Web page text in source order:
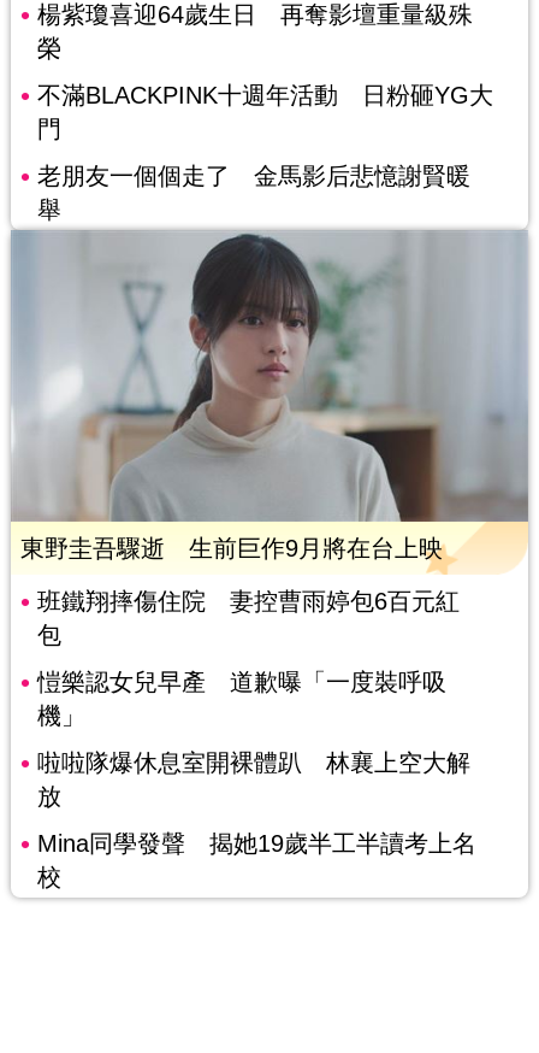
楊紫瓊喜迎64歲生日 再奪影壇重量級殊
榮
不滿BLACKPINK十週年活動 日粉砸YG大
門
老朋友一個個走了 金馬影后悲憶謝賢暖
舉
東野圭吾驟逝 生前巨作9月將在台上映
班鐵翔摔傷住院 妻控曹雨婷包6百元紅
包
愷樂認女兒早產 道歉曝「一度裝呼吸
機」
啦啦隊爆休息室開裸體趴 林襄上空大解
放
Mina同學發聲 揭她19歲半工半讀考上名
校